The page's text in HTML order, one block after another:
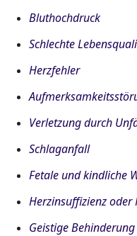
Bluthochdruck
Schlechte
Herzfehler
Verletzung durch
Schlaganfall
Fetale und kindliche
Herzinsuffizienz oder
Geistige Behinderung